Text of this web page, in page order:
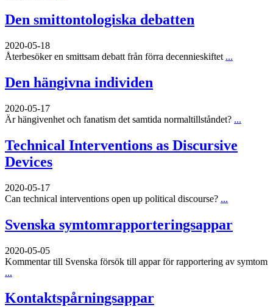
Den smittontologiska debatten
2020-05-18
Återbesöker en smittsam debatt från förra decennieskiftet ...
Den hängivna individen
2020-05-17
Är hängivenhet och fanatism det samtida normaltillståndet? ...
Technical Interventions as Discursive
Devices
2020-05-17
Can technical interventions open up political discourse? ...
Svenska symtomrapporteringsappar
2020-05-05
Kommentar till Svenska försök till appar för rapportering av symtom
...
Kontaktspårningsappar